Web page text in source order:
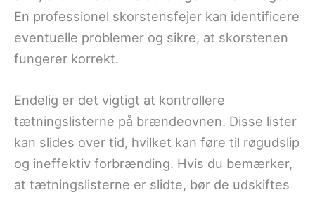
En professionel skorstensfejer kan identificere
eventuelle problemer og sikre, at skorstenen
fungerer korrekt.
Endelig er det vigtigt at kontrollere
tætningslisterne på brændeovnen. Disse lister
kan slides over tid, hvilket kan føre til røgudslip
og ineffektiv forbrænding. Hvis du bemærker,
at tætningslisterne er slidte, bør de udskiftes